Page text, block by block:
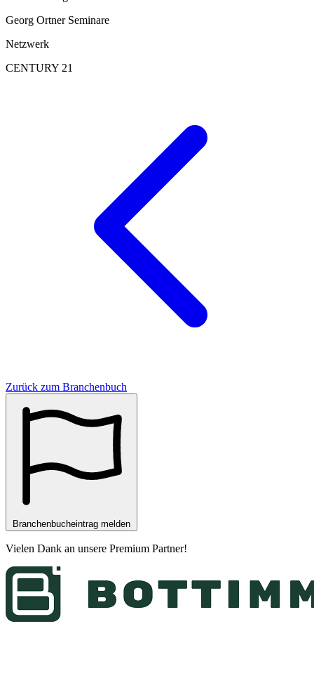
Georg Ortner Seminare
Netzwerk
CENTURY 21
Zurück zum Branchenbuch
Branchenbucheintrag melden
Vielen Dank an unsere Premium Partner!